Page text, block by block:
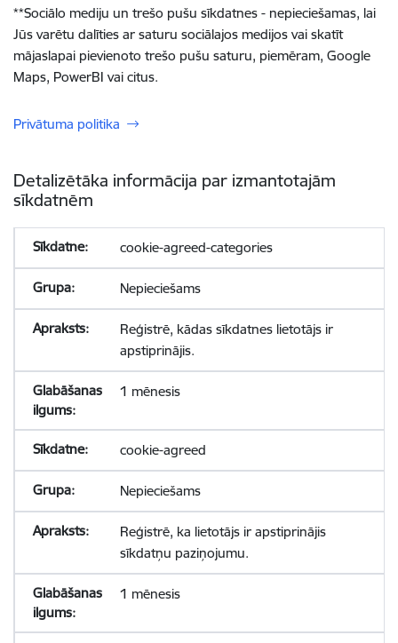
**Sociālo mediju un trešo pušu sīkdatnes - nepieciešamas, lai
Jūs varētu dalīties ar saturu sociālajos medijos vai skatīt
mājaslapai pievienoto trešo pušu saturu, piemēram, Google
Maps, PowerBI vai citus.
Privātuma politika
Detalizētāka informācija par izmantotajām
sīkdatnēm
cookie-agreed-categories
Nepieciešams
Reģistrē, kādas sīkdatnes lietotājs ir
apstiprinājis.
1 mēnesis
cookie-agreed
Nepieciešams
Reģistrē, ka lietotājs ir apstiprinājis
sīkdatņu paziņojumu.
1 mēnesis